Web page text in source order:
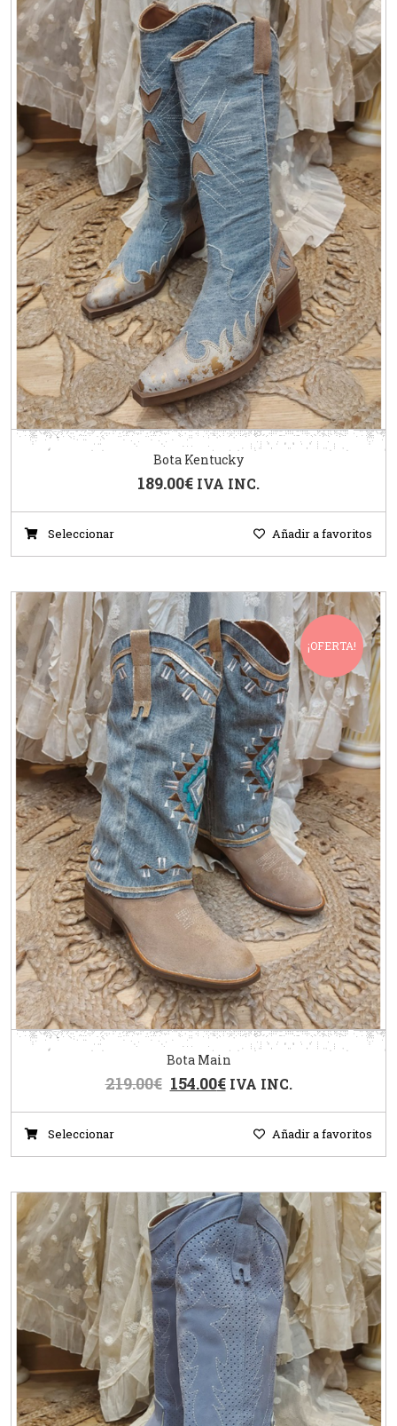
Bota Kentucky
189.00€ IVA INC.
Seleccionar Añadir a favoritos
¡OFERTA!
Bota Main
219.00€ 154.00€ IVA INC.
Seleccionar Añadir a favoritos